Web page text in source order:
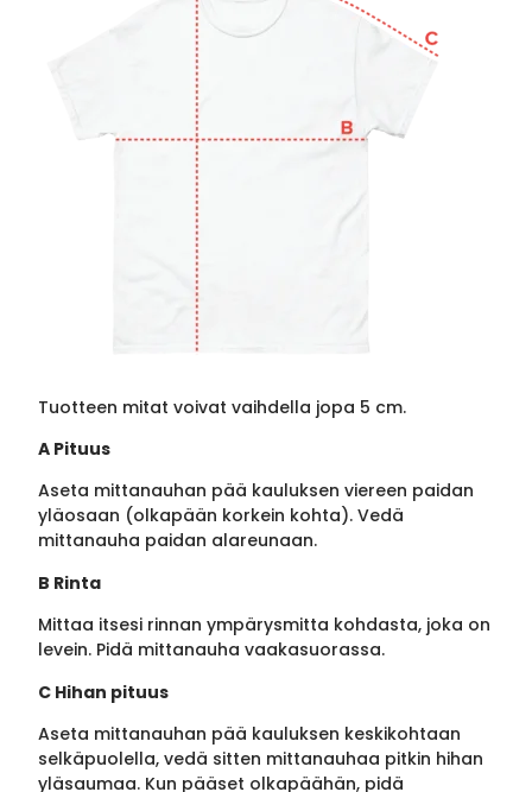
Tuotteen mitat voivat vaihdella jopa 5 cm.
A Pituus
Aseta mittanauhan pää kauluksen viereen paidan
yläosaan (olkapään korkein kohta). Vedä
mittanauha paidan alareunaan.
B Rinta
Mittaa itsesi rinnan ympärysmitta kohdasta, joka on
levein. Pidä mittanauha vaakasuorassa.
C Hihan pituus
Aseta mittanauhan pää kauluksen keskikohtaan
selkäpuolella, vedä sitten mittanauhaa pitkin hihan
yläsaumaa. Kun pääset olkapäähän, pidä